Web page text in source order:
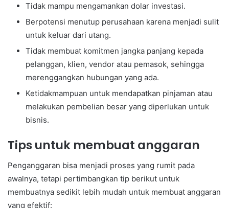
Tidak mampu mengamankan dolar investasi.
Berpotensi menutup perusahaan karena menjadi sulit
untuk keluar dari utang.
Tidak membuat komitmen jangka panjang kepada
pelanggan, klien, vendor atau pemasok, sehingga
merenggangkan hubungan yang ada.
Ketidakmampuan untuk mendapatkan pinjaman atau
melakukan pembelian besar yang diperlukan untuk
bisnis.
Tips untuk membuat anggaran
Penganggaran bisa menjadi proses yang rumit pada
awalnya, tetapi pertimbangkan tip berikut untuk
membuatnya sedikit lebih mudah untuk membuat anggaran
yang efektif: